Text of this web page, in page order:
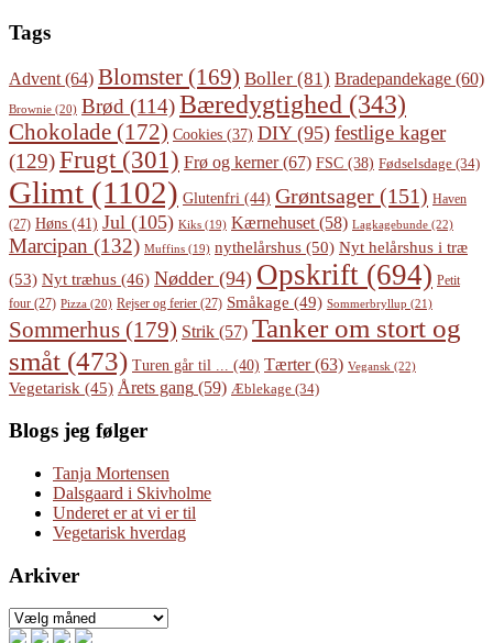
Tags
Advent (64) Blomster (169) Boller (81) Bradepandekage (60)
Brownie (20) Brød (114)Bæredygtighed (343)
Chokolade (172) Cookies (37) DIY(95) festlige kager
(129)Frugt(301) Frø og kerner(67) FSC (38) Fødselsdage (34)
Glimt (1102) Glutenfri (44) Grøntsager (151) Haven
(27) Høns (41) Jul (105) Kiks (19) Kærnehuset (58) Lagkagebunde (22)
Marcipan (132) Muffins (19) nythelårshus (50) Nyt helårshus i træ
(53) Nyt træhus (46) Nødder (94) Opskrift (694) Petit
four (27) Pizza (20) Rejser og ferier (27) Småkage (49) Sommerbryllup (21)
Sommerhus (179) Strik (57) Tanker om stort og
småt (473) Turen går til ... (40) Tærter(63) Vegansk (22)
Vegetarisk (45) Årets gang (59) Æblekage (34)
Blogs jeg følger
Tanja Mortensen
Dalsgaard i Skivholme
Underet er at vi er til
Vegetarisk hverdag
Arkiver
Arkiver